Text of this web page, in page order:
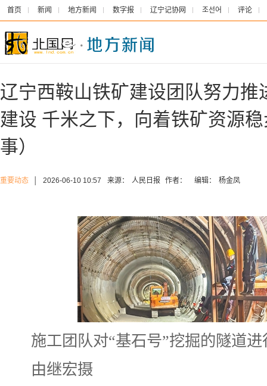
首页 新闻 地方新闻 数字报 辽宁记协网 조선어 评论
辽宁西鞍山铁矿建设团队努力推
建设 千米之下，向着铁矿资源
事）
重要动态 2026-06-10 10:57 来源： 人民日报 作者： 编辑： 杨金凤
施工团队对“基石号”挖掘的隧道进
由继宏摄